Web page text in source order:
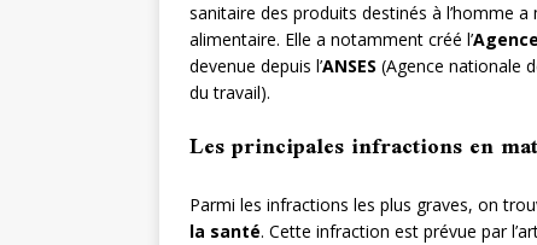
sanitaire des produits destinés à l’homme
alimentaire. Elle a notamment créé l’
devenue depuis l’ANSES (Agence nationale
du travail).
Les principales infractions en
Parmi les infractions les plus graves, on
la santé. Cette infraction est prévue par